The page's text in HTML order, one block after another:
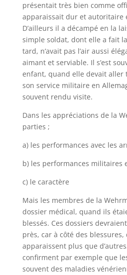
présentait très bien comme
apparaissait dur et autoritaire
D’ailleurs il a décampé en la
simple soldat, dont elle a fait
tard, n’avait pas l’air aussi
aimant et serviable. Il s’est
enfant, quand elle devait aller
son service militaire en
souvent rendu visite.
Dans les appréciations de la
parties ;
a) les performances avec les
b) les performances militaires
c) le caractère
Mais les membres de la
dossier médical, quand ils
blessés. Ces dossiers
près, car à côté des
apparaissent plus que
confirment par exemple que
souvent des maladies